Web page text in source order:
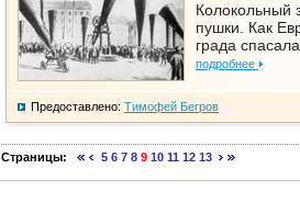
Колокольный
пушки. Как
града
подробнее
Предоставлено: Тимофей Бегров
Страницы: 5 6 7 8 9 10 11 12 13